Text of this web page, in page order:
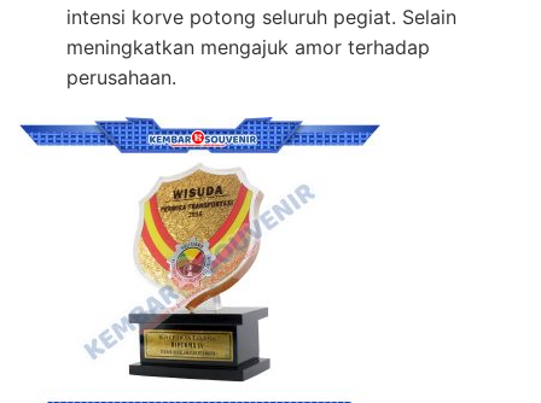
intensi korve potong seluruh pegiat. Selain
meningkatkan mengajuk amor terhadap
perusahaan.